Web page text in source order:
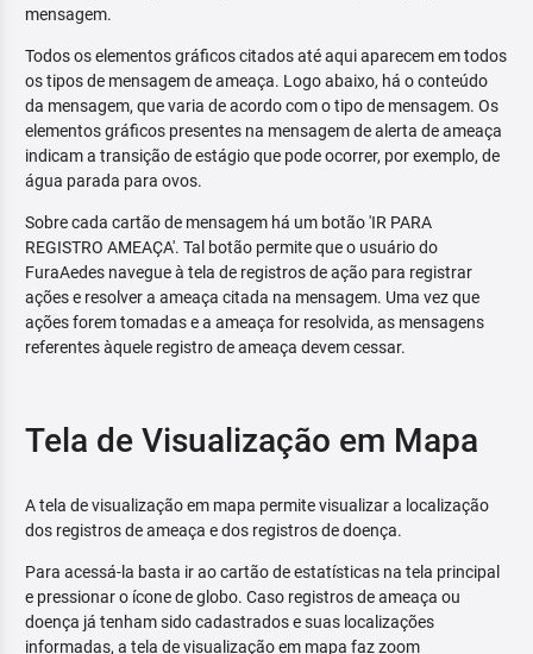
mensagem.
Todos os elementos gráficos citados até aqui aparecem em todos
os tipos de mensagem de ameaça. Logo abaixo, há o conteúdo
da mensagem, que varia de acordo com o tipo de mensagem. Os
elementos gráficos presentes na mensagem de alerta de ameaça
indicam a transição de estágio que pode ocorrer, por exemplo, de
água parada para ovos.
Sobre cada cartão de mensagem há um botão 'IR PARA
REGISTRO AMEAÇA'. Tal botão permite que o usuário do
FuraAedes navegue à tela de registros de ação para registrar
ações e resolver a ameaça citada na mensagem. Uma vez que
ações forem tomadas e a ameaça for resolvida, as mensagens
referentes àquele registro de ameaça devem cessar.
Tela de Visualização em Mapa
A tela de visualização em mapa permite visualizar a localização
dos registros de ameaça e dos registros de doença.
Para acessá-la basta ir ao cartão de estatísticas na tela principal
e pressionar o ícone de globo. Caso registros de ameaça ou
doença já tenham sido cadastrados e suas localizações
informadas, a tela de visualização em mapa faz zoom